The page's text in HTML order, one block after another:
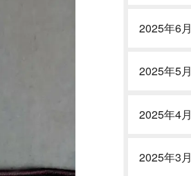
2025年6月
2025年5月
2025年4月
2025年3月